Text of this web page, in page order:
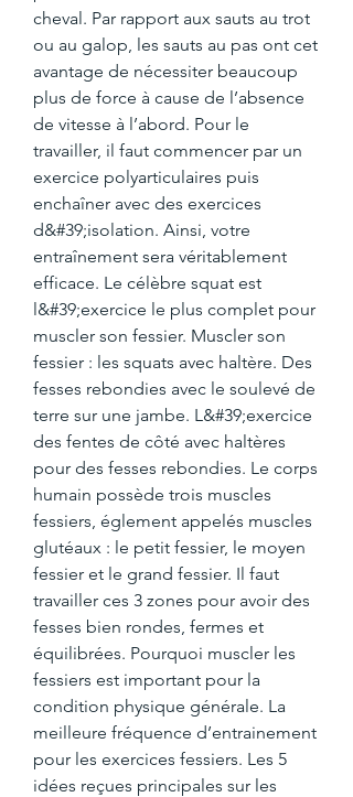
cheval. Par rapport aux sauts au trot
ou au galop, les sauts au pas ont cet
avantage de nécessiter beaucoup
plus de force à cause de l’absence
de vitesse à l’abord. Pour le
travailler, il faut commencer par un
exercice polyarticulaires puis
enchaîner avec des exercices
d&#39;isolation. Ainsi, votre
entraînement sera véritablement
efficace. Le célèbre squat est
l&#39;exercice le plus complet pour
muscler son fessier. Muscler son
fessier : les squats avec haltère. Des
fesses rebondies avec le soulevé de
terre sur une jambe. L&#39;exercice
des fentes de côté avec haltères
pour des fesses rebondies. Le corps
humain possède trois muscles
fessiers, églement appelés muscles
glutéaux : le petit fessier, le moyen
fessier et le grand fessier. Il faut
travailler ces 3 zones pour avoir des
fesses bien rondes, fermes et
équilibrées. Pourquoi muscler les
fessiers est important pour la
condition physique générale. La
meilleure fréquence d’entrainement
pour les exercices fessiers. Les 5
idées reçues principales sur les